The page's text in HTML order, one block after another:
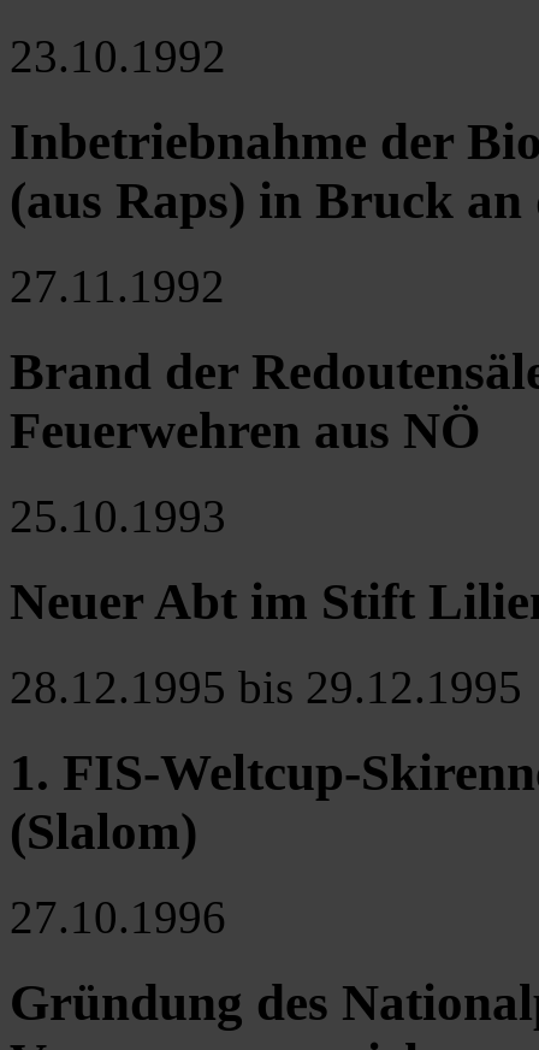
23.10.1992
Inbetriebnahme der
(aus Raps) in Bruck
27.11.1992
Brand der
Feuerwehren aus NÖ
25.10.1993
Neuer Abt im Stift
28.12.1995 bis 29.12.1995
1. FIS-Weltcup-
(Slalom)
27.10.1996
Gründung des